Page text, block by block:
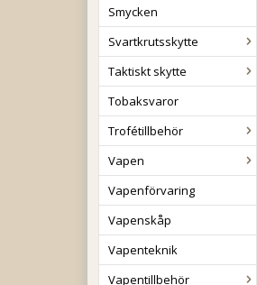
Smycken
Svartkrutsskytte
Taktiskt skytte
Tobaksvaror
Trofétillbehör
Vapen
Vapenförvaring
Vapenskåp
Vapenteknik
Vapentillbehör